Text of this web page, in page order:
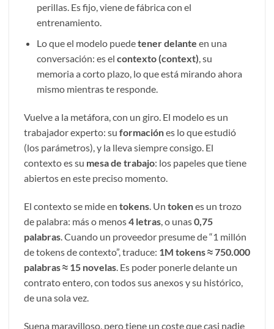
perillas. Es fijo, viene de fábrica con el
entrenamiento.
Lo que el modelo puedetener delante en una
conversación: es el contexto (context), su
memoria a corto plazo, lo que está mirando ahora
mismo mientras te responde.
Vuelve a la metáfora, con un giro. El modelo es un
trabajador experto: su formaciónes lo que estudió
(los parámetros), y la lleva siempre consigo. El
contexto es su mesa de trabajo: los papeles que tiene
abiertos en este preciso momento.
El contexto se mide en tokens. Un tokenes un trozo
de palabra: más o menos4 letras, o unas0,75
palabras. Cuando un proveedor presume de “1 millón
de tokens de contexto”, traduce: 1M tokens ≈ 750.000
palabras ≈ 15 novelas. Es poder ponerle delante un
contrato entero, con todos sus anexos y su histórico,
de una sola vez.
Suena maravilloso, pero tiene un coste que casi nadie